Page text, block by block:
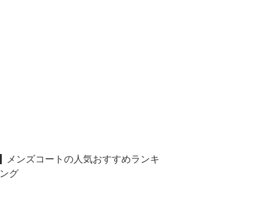
メンズコート の人気おすすめランキ
ング